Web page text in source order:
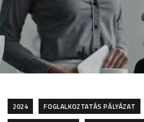
2024
FOGLALKOZTATÁS PÁLYÁZAT